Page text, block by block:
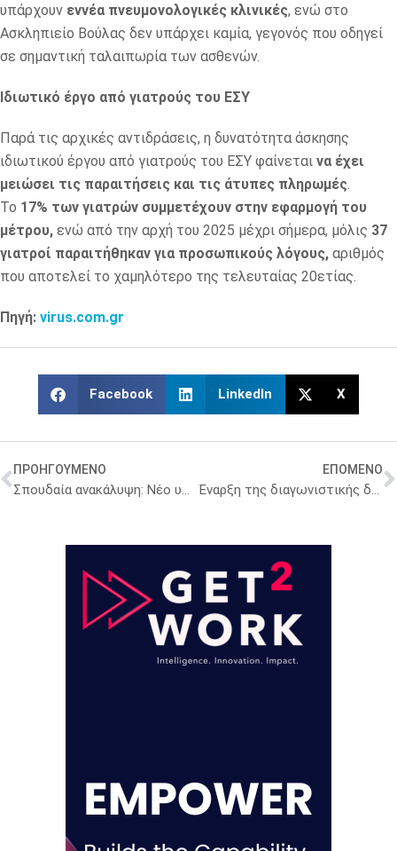
υπάρχουν εννέα πνευμονολογικές κλινικές, ενώ στο
Ασκληπιείο Βούλας δεν υπάρχει καμία, γεγονός που οδηγεί
σε σημαντική ταλαιπωρία των ασθενών.
Ιδιωτικό έργο από γιατρούς του ΕΣΥ
Παρά τις αρχικές αντιδράσεις, η δυνατότητα άσκησης
ιδιωτικού έργου από γιατρούς του ΕΣΥ φαίνεται να έχει
μειώσει τις παραιτήσεις και τις άτυπες πληρωμές.
Το 17% των γιατρών συμμετέχουν στην εφαρμογή του
μέτρου, ενώ από την αρχή του 2025 μέχρι σήμερα, μόλις 37
γιατροί παραιτήθηκαν για προσωπικούς λόγους, αριθμός
που αποτελεί το χαμηλότερο της τελευταίας 20ετίας.
Πηγή: virus.com.gr
Facebook LinkedIn X
ΠΡΟΗΓΟΥΜΕΝΟ
Σπουδαία ανακάλυψη: Νέο υποψήφιο αντιβιοτικό δίνει ελπίδες κατά της AMR
ΕΠΟΜΕΝΟ
Έναρξη της διαγωνιστικής διαδικασίας για το νέο Αντικαρκινικό Νοσοκομείο Θεσσαλονίκης